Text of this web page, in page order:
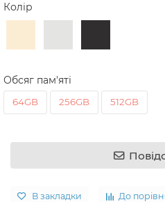
Колір
Обсяг пам'яті
64GB 256GB 512GB
В закладки До